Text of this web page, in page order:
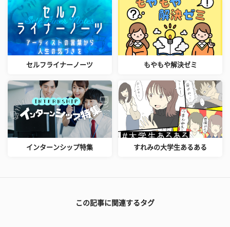
セルフライナーノーツ もやもや解決ゼミ
インターンシップ特集 すれみの大学生あるある
この記事に関連するタグ